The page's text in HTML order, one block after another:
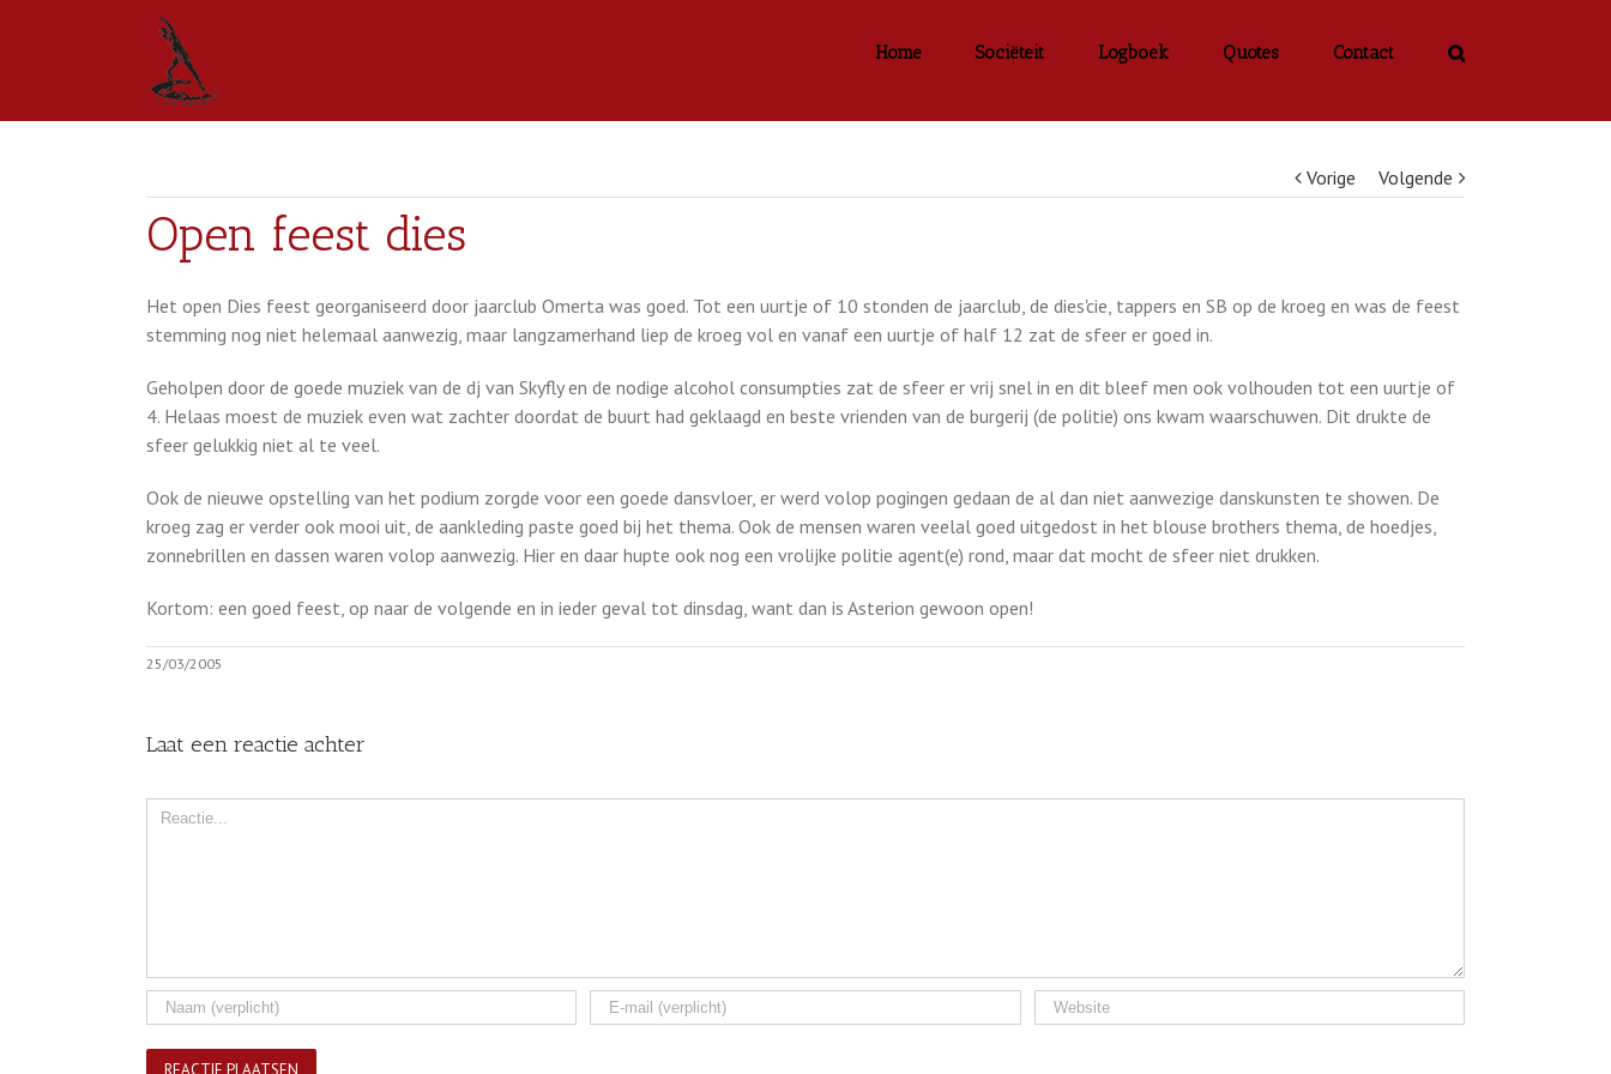
Home Sociëteit Logboek Quotes Contact
Vorige Volgende
Open feest dies
Het open Dies feest georganiseerd door jaarclub Omerta was goed. Tot een uurtje of 10 stonden de jaarclub, de dies'cie, tappers en SB op de kroeg en was de feest
stemming nog niet helemaal aanwezig, maar langzamerhand liep de kroeg vol en vanaf een uurtje of half 12 zat de sfeer er goed in.
Geholpen door de goede muziek van de dj van Skyfly en de nodige alcohol consumpties zat de sfeer er vrij snel in en dit bleef men ook volhouden tot een uurtje of
4. Helaas moest de muziek even wat zachter doordat de buurt had geklaagd en beste vrienden van de burgerij (de politie) ons kwam waarschuwen. Dit drukte de
sfeer gelukkig niet al te veel.
Ook de nieuwe opstelling van het podium zorgde voor een goede dansvloer, er werd volop pogingen gedaan de al dan niet aanwezige danskunsten te showen. De
kroeg zag er verder ook mooi uit, de aankleding paste goed bij het thema. Ook de mensen waren veelal goed uitgedost in het blouse brothers thema, de hoedjes,
zonnebrillen en dassen waren volop aanwezig. Hier en daar hupte ook nog een vrolijke politie agent(e) rond, maar dat mocht de sfeer niet drukken.
Kortom: een goed feest, op naar de volgende en in ieder geval tot dinsdag, want dan is Asterion gewoon open!
25/03/2005
Laat een reactie achter
Comment